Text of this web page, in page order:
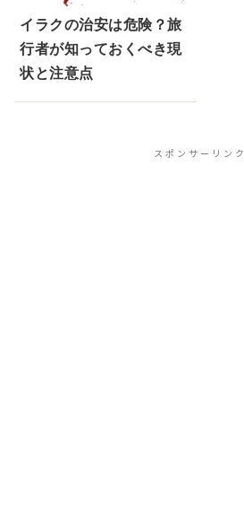
イラクの治安は危険？旅
行者が知っておくべき現
状と注意点
スポンサーリンク